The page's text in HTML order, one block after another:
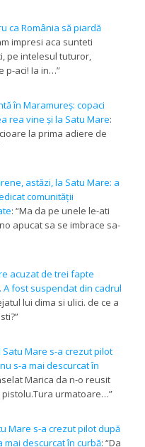
ca România să piardă
impresi aca sunteti
pe intelesul tuturor,
p-aci! Ia in…”
în Maramureș: copaci
rea vine și la Satu Mare:
la prima adiere de
astăzi, la Satu Mare: a
comunității
: “Ma da pe unele le-ati
apucat sa se imbrace sa-
acuzat de trei fapte
fost suspendat din cadrul
lui dima si ulici. de ce a
”
Satu Mare s-a crezut pilot
s-a mai descurcat în
Marica da n-o reusit
pistolu.Tura urmatoare…”
Mare s-a crezut pilot după
mai descurcat în curbă: “Da